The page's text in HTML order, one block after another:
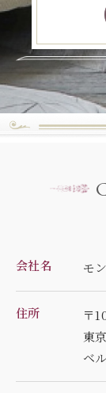
会社名 モ
住所
〒
東
ベ